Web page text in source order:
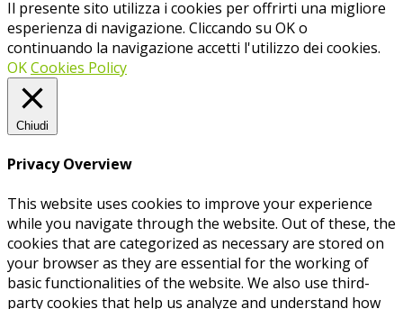
Il presente sito utilizza i cookies per offrirti una migliore
esperienza di navigazione. Cliccando su OK o
continuando la navigazione accetti l'utilizzo dei cookies.
OKCookies Policy
Chiudi
Privacy Overview
This website uses cookies to improve your experience
while you navigate through the website. Out of these, the
cookies that are categorized as necessary are stored on
your browser as they are essential for the working of
basic functionalities of the website. We also use third-
party cookies that help us analyze and understand how